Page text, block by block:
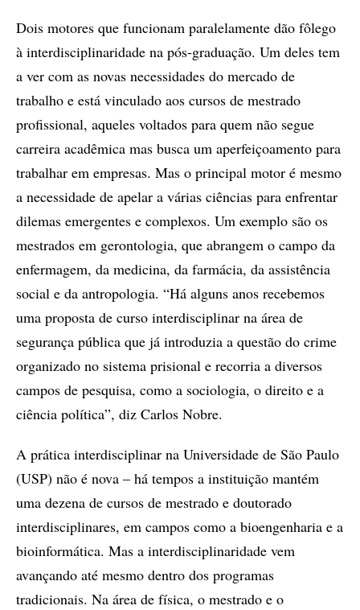
Dois motores que funcionam paralelamente dão fôlego
à interdisciplinaridade na pós-graduação. Um deles tem
a ver com as novas necessidades do mercado de
trabalho e está vinculado aos cursos de mestrado
profissional, aqueles voltados para quem não segue
carreira acadêmica mas busca um aperfeiçoamento para
trabalhar em empresas. Mas o principal motor é mesmo
a necessidade de apelar a várias ciências para enfrentar
dilemas emergentes e complexos. Um exemplo são os
mestrados em gerontologia, que abrangem o campo da
enfermagem, da medicina, da farmácia, da assistência
social e da antropologia. “Há alguns anos recebemos
uma proposta de curso interdisciplinar na área de
segurança pública que já introduzia a questão do crime
organizado no sistema prisional e recorria a diversos
campos de pesquisa, como a sociologia, o direito e a
ciência política”, diz Carlos Nobre.
A prática interdisciplinar na Universidade de São Paulo
(USP) não é nova – há tempos a instituição mantém
uma dezena de cursos de mestrado e doutorado
interdisciplinares, em campos como a bioengenharia e a
bioinformática. Mas a interdisciplinaridade vem
avançando até mesmo dentro dos programas
tradicionais. Na área de física, o mestrado e o